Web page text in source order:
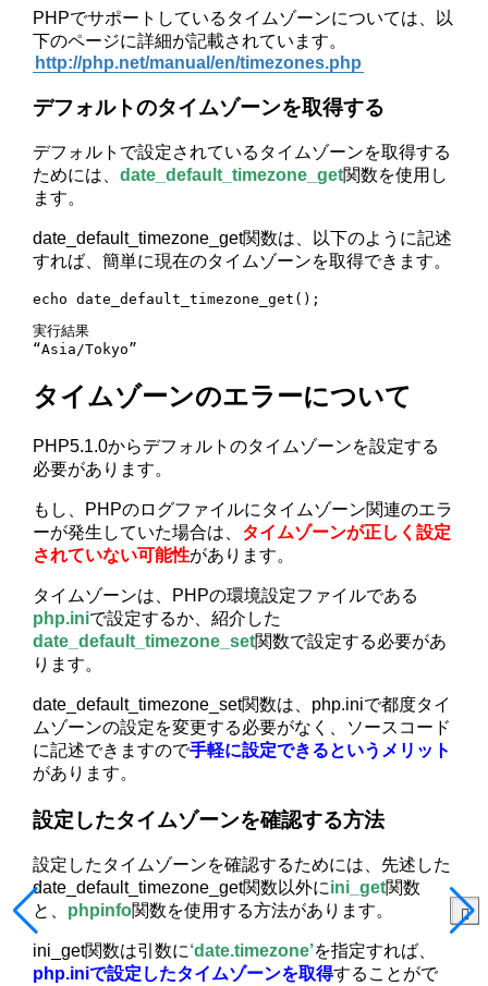
PHPでサポートしているタイムゾーンについては、以
下のページに詳細が記載されています。
http://php.net/manual/en/timezones.php
デフォルトのタイムゾーンを取得する
デフォルトで設定されているタイムゾーンを取得する
ためには、date_default_timezone_get関数を使用し
ます。
date_default_timezone_get関数は、以下のように記述
すれば、簡単に現在のタイムゾーンを取得できます。
echo date_default_timezone_get();
実行結果
“Asia/Tokyo”
タイムゾーンのエラーについて
PHP5.1.0からデフォルトのタイムゾーンを設定する
必要があります。
もし、PHPのログファイルにタイムゾーン関連のエラ
ーが発生していた場合は、 タイムゾーンが正しく設定
されていない可能性があります。
タイムゾーンは、PHPの環境設定ファイルである
php.iniで設定するか、紹介した
date_default_timezone_set関数で設定する必要があ
ります。
date_default_timezone_set関数は、php.iniで都度タイ
ムゾーンの設定を変更する必要がなく、ソースコード
に記述できますので手軽に設定できるというメリット
があります。
設定したタイムゾーンを確認する方法
設定したタイムゾーンを確認するためには、先述した
date_default_timezone_get関数以外にini_get関数
と、 phpinfo関数を使用する方法があります。
ini_get関数は引数に‘date.timezone’を指定すれば、
php.iniで設定したタイムゾーンを取得することがで